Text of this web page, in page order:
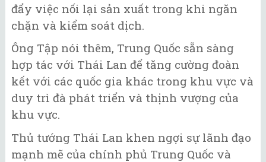
đẩy việc nối lại sản xuất trong khi ngăn
chặn và kiểm soát dịch.
Ông Tập nói thêm, Trung Quốc sẵn sàng
hợp tác với Thái Lan để tăng cường đoàn
kết với các quốc gia khác trong khu vực và
duy trì đà phát triển và thịnh vượng của
khu vực.
Thủ tướng Thái Lan khen ngợi sự lãnh đạo
mạnh mẽ của chính phủ Trung Quốc và